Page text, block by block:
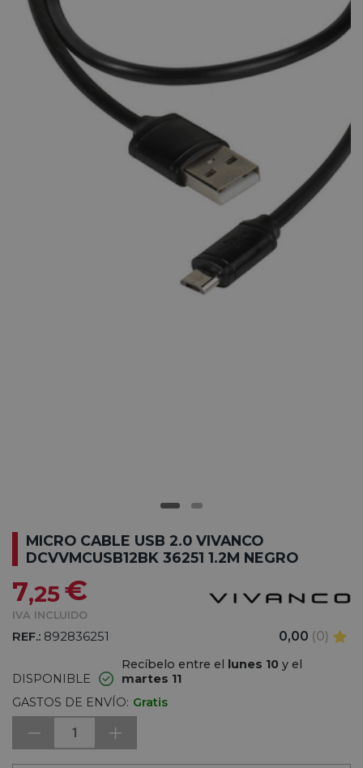
MICRO CABLE USB 2.0 VIVANCO
DCVVMCUSB12BK 36251 1.2M NEGRO
7,25€
IVA INCLUIDO
REF.: 892836251 0,00 (0)
DISPONIBLE
Recíbelo entre el lunes 10 y el
martes 11
GASTOS DE ENVÍO: Gratis
1